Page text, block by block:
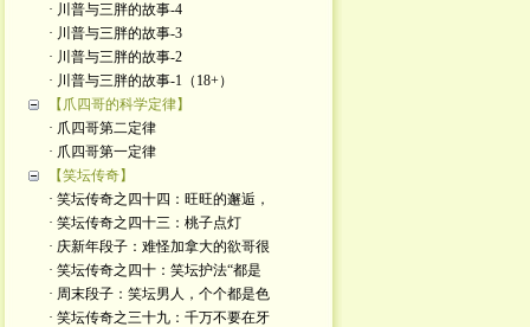
· 川普与三胖的故事-4
· 川普与三胖的故事-3
· 川普与三胖的故事-2
· 川普与三胖的故事-1（18+）
【爪四哥的科学定律】
· 爪四哥第二定律
· 爪四哥第一定律
【笑坛传奇】
· 笑坛传奇之四十四：旺旺的邂逅，
· 笑坛传奇之四十三：桃子点灯
· 庆新年段子：难怪加拿大的欲哥很
· 笑坛传奇之四十：笑坛护法“都是
· 周末段子：笑坛男人，个个都是色
· 笑坛传奇之三十九：千万不要在牙